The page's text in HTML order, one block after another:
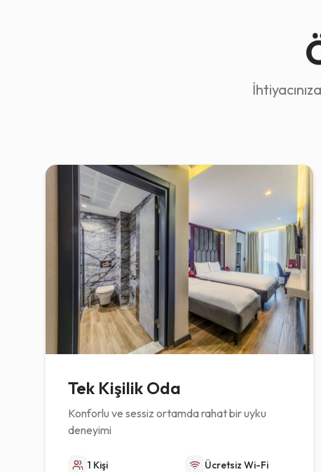
Tek Kişilik Oda
Konforlu ve sessiz ortamda rahat bir uyku
deneyimi
1 Kişi Ücretsiz Wi-Fi